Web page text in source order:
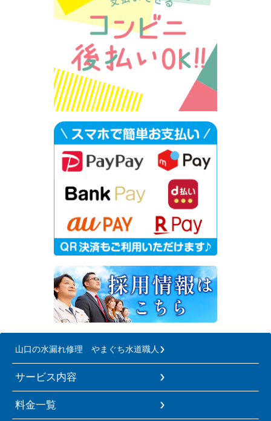
山口の水漏れ修理 やまぐち水道職人
サービス内容
料金一覧